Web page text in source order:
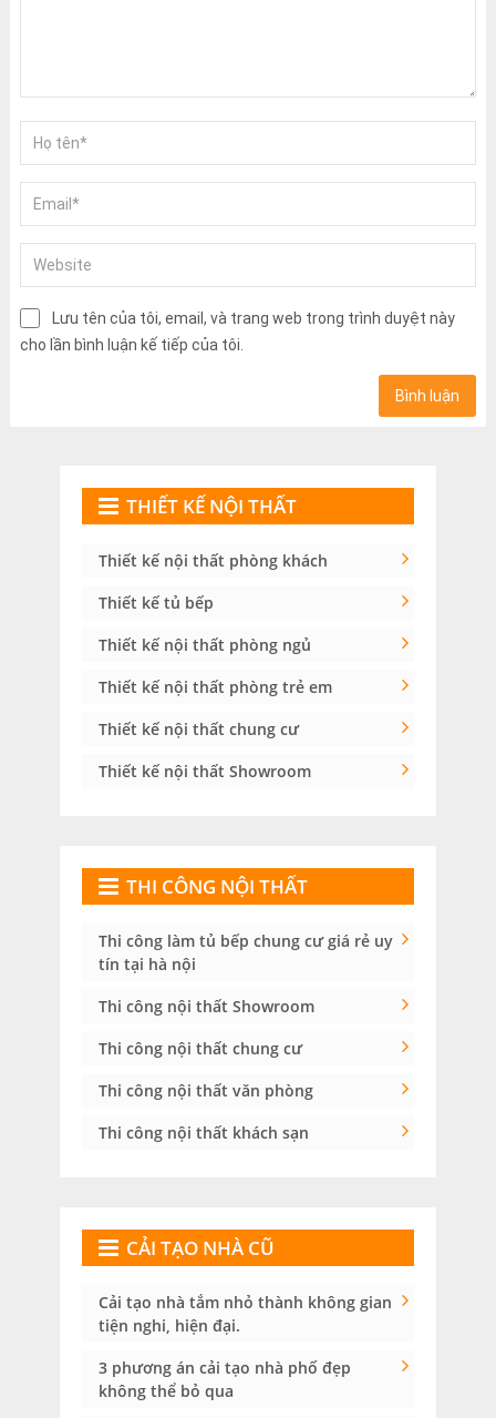
Lưu tên của tôi, email, và trang web trong trình duyệt này
cho lần bình luận kế tiếp của tôi.
THIẾT KẾ NỘI THẤT
Thiết kế nội thất phòng khách
Thiết kế tủ bếp
Thiết kế nội thất phòng ngủ
Thiết kế nội thất phòng trẻ em
Thiết kế nội thất chung cư
Thiết kế nội thất Showroom
THI CÔNG NỘI THẤT
Thi công làm tủ bếp chung cư giá rẻ uy
tín tại hà nội
Thi công nội thất Showroom
Thi công nội thất chung cư
Thi công nội thất văn phòng
Thi công nội thất khách sạn
CẢI TẠO NHÀ CŨ
Cải tạo nhà tắm nhỏ thành không gian
tiện nghi, hiện đại.
3 phương án cải tạo nhà phố đẹp
không thể bỏ qua